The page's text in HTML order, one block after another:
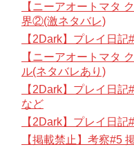
【ニーアオートマタ
界②(激ネタバレ)
【2Dark】プレイ日
【ニーアオートマタ
ル(ネタバレあり)
【2Dark】プレイ日
など
【2Dark】プレイ日
【掲載禁止】考察#5